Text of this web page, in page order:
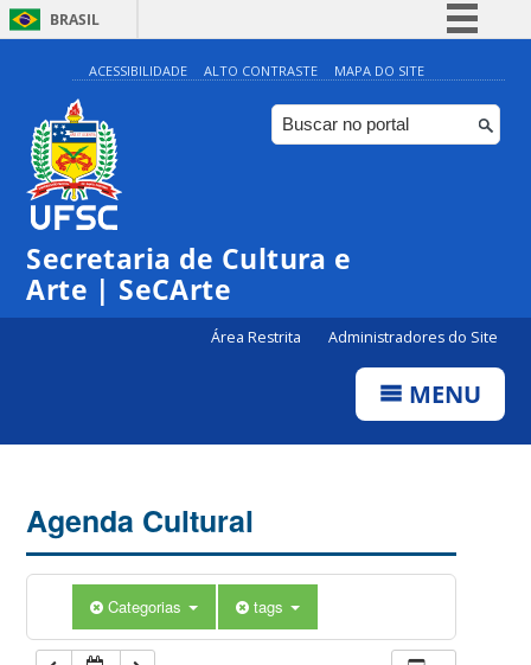
BRASIL
Simplifique!
Comunica BR
Participe
ACESSIBILIDADE ALTO CONTRASTE MAPA DO SITE
Secretaria de Cultura e
Arte | SeCArte
Área Restrita Administradores do Site
MENU
Agenda Cultural
Categorias tags